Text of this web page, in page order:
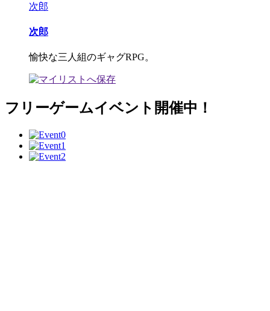
次郎
次郎
愉快な三人組のギャグRPG。
フリーゲームイベント開催中！